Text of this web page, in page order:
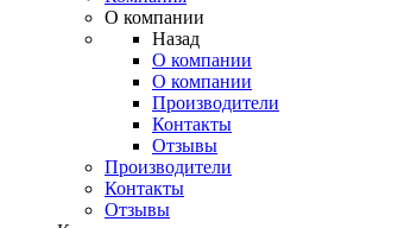
О компании
Назад
О компании
О компании
Производители
Контакты
Отзывы
Производители
Контакты
Отзывы